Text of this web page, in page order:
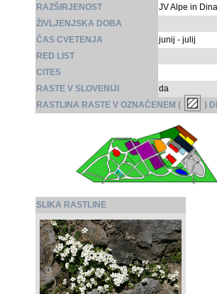
RAZŠIRJENOST
JV Alpe in
ŽIVLJENJSKA DOBA
ČAS CVETENJA
junij - julij
RED LIST
CITES
RASTE V SLOVENIJI
da
RASTLINA RASTE V OZNAČENEM (
)
SLIKA RASTLINE